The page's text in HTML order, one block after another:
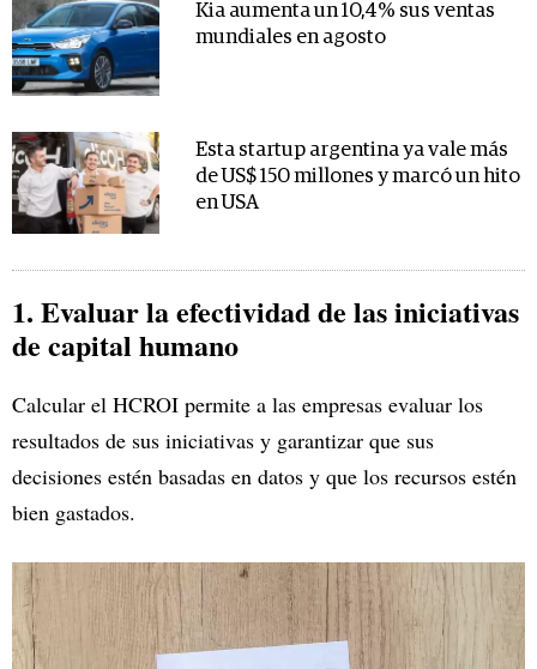
Kia aumenta un 10,4% sus ventas
mundiales en agosto
Esta startup argentina ya vale más
de US$ 150 millones y marcó un hito
en USA
1. Evaluar la efectividad de las iniciativas
de capital humano
Calcular el HCROI permite a las empresas evaluar los
resultados de sus iniciativas y garantizar que sus
decisiones estén basadas en datos y que los recursos estén
bien gastados.